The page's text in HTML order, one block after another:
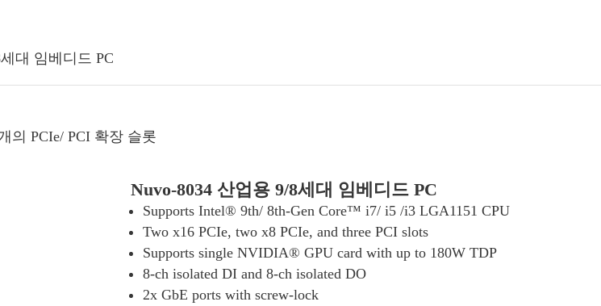
대 임베디드 PC
의 PCIe/ PCI 확장 슬롯
Nuvo-8034 산업용 9/8세대 임베디드 PC
Supports Intel® 9th/ 8th-Gen Core™ i7/ i5 /i3 LGA1151 CPU
Two x16 PCIe, two x8 PCIe, and three PCI slots
Supports single NVIDIA® GPU card with up to 180W TDP
8-ch isolated DI and 8-ch isolated DO
2x GbE ports with screw-lock